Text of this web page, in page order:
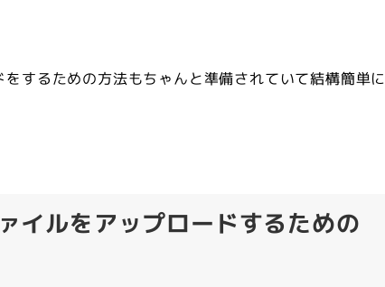
するための方法もちゃんと準備されていて結構簡単に
ルをアップロードするための